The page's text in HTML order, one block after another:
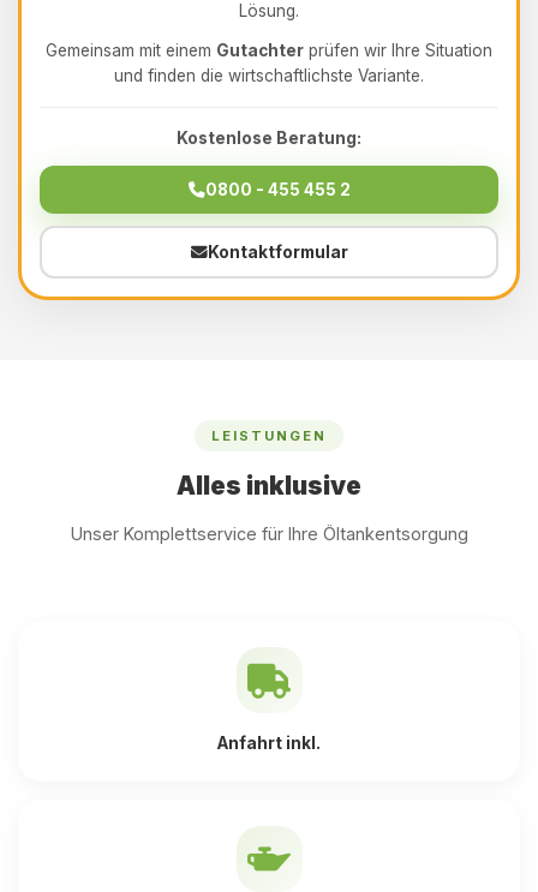
Lösung.
Gemeinsam mit einem Gutachter prüfen wir Ihre Situation
und finden die wirtschaftlichste Variante.
Kostenlose Beratung:
0800 - 455 455 2
Kontaktformular
LEISTUNGEN
Alles inklusive
Unser Komplettservice für Ihre Öltankentsorgung
Anfahrt inkl.